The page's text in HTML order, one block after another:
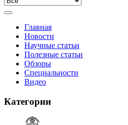
Главная
Новости
Научные статьи
Полезные статьи
Обзоры
Специальности
Видео
Категории